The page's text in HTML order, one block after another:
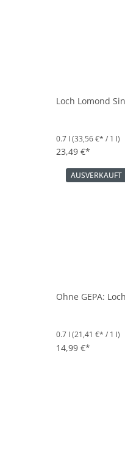
Loch Lomond
0.7 l (33,56 €* / 1 l)
23,49 €*
AUSVERKAUFT
Ohne GEPA:
0.7 l (21,41 €* / 1 l)
14,99 €*